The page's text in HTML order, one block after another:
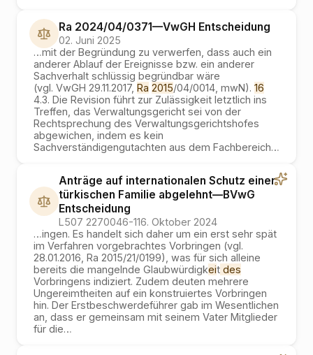
Ra 2024/04/0371—VwGH Entscheidung
02. Juni 2025
…mit der Begründung zu verwerfen, dass auch ein
anderer Ablauf der Ereignisse bzw. ein anderer
Sachverhalt schlüssig begründbar wäre
(vgl. VwGH 29.11.2017, Ra 2015/04/0014, mwN). 16
4.3. Die Revision führt zur Zulässigkeit letztlich ins
Treffen, das Verwaltungsgericht sei von der
Rechtsprechung des Verwaltungsgerichtshofes
abgewichen, indem es kein
Sachverständigengutachten aus dem Fachbereich…
Anträge auf internationalen Schutz einer
türkischen Familie abgelehnt—BVwG
Entscheidung
L507 2270046-116. Oktober 2024
…ingen. Es handelt sich daher um ein erst sehr spät
im Verfahren vorgebrachtes Vorbringen (vgl.
28.01.2016, Ra 2015/21/0199), was für sich alleine
bereits die mangelnde Glaubwürdigkeit des
Vorbringens indiziert. Zudem deuten mehrere
Ungereimtheiten auf ein konstruiertes Vorbringen
hin. Der Erstbeschwerdeführer gab im Wesentlichen
an, dass er gemeinsam mit seinem Vater Mitglieder
für die…